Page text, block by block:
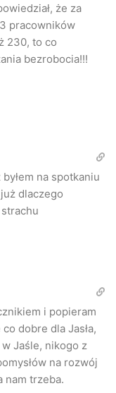
że za
pracowników
230, to co
bezrobocia!!!
na spotkaniu
dlaczego
i popieram
dobre dla Jasła,
Jaśle, nikogo z
na rozwój
nam trzeba.